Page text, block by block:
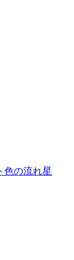
色の流れ星